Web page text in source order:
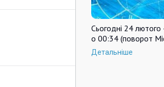
Сьогодні 24
о 00:34 (поворот
Детальніше